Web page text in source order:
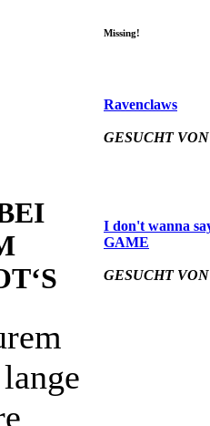
Missing!
Ravenclaws
GESUCHT VON
I don't wanna
GAME
GESUCHT VON